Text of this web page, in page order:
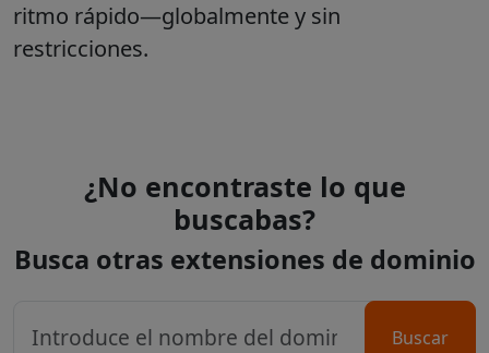
ritmo rápido—globalmente y sin
restricciones.
¿No encontraste lo que
buscabas?
Busca otras extensiones de dominio
Buscar